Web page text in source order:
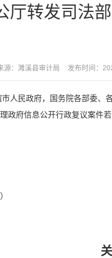
厅转发司法
源：濉溪县审计局 发布时间：
人民政府，国务院各部委、
政府信息公开行政复议案件